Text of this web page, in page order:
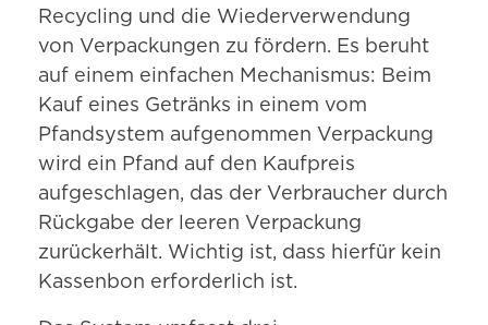
Recycling und die Wiederverwendung
von Verpackungen zu fördern. Es beruht
auf einem einfachen Mechanismus: Beim
Kauf eines Getränks in einem vom
Pfandsystem aufgenommen Verpackung
wird ein Pfand auf den Kaufpreis
aufgeschlagen, das der Verbraucher durch
Rückgabe der leeren Verpackung
zurückerhält. Wichtig ist, dass hierfür kein
Kassenbon erforderlich ist.